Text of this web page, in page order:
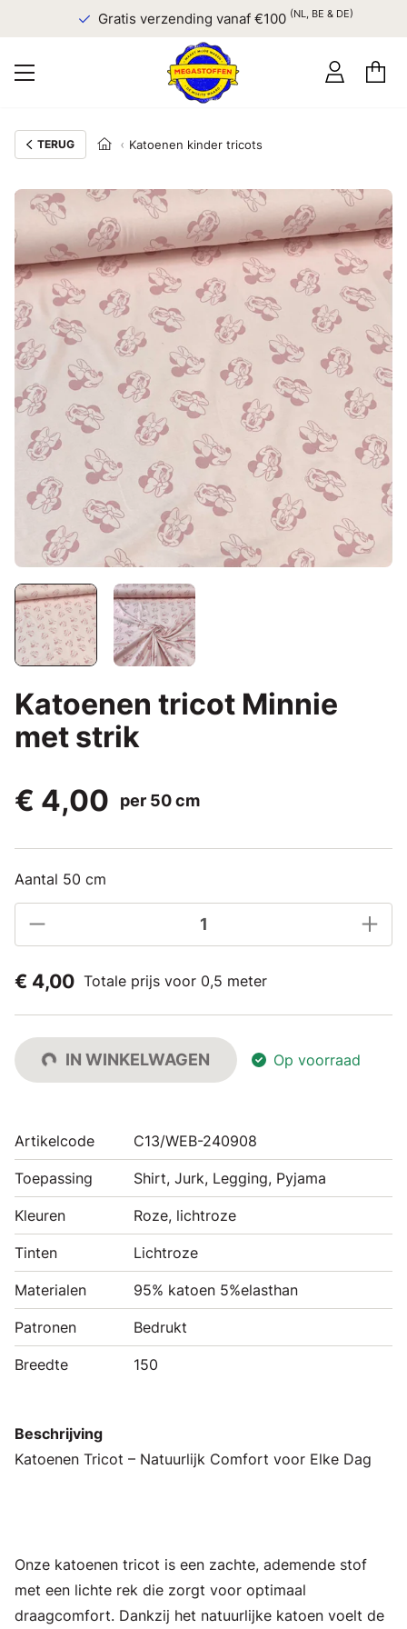
Gratis verzending vanaf €100 (NL, BE & DE)
TERUG Katoenen kinder tricots
Katoenen tricot Minnie
met strik
€ 4,00
per 50 cm
Aantal 50 cm
€ 4,00 Totale prijs voor 0,5 meter
IN WINKELWAGEN Op voorraad
Artikelcode C13/WEB-240908
Toepassing Shirt, Jurk, Legging, Pyjama
Kleuren Roze, lichtroze
Tinten Lichtroze
Materialen 95% katoen 5%elasthan
Patronen Bedrukt
Breedte 150
Beschrijving
Katoenen Tricot – Natuurlijk Comfort voor Elke Dag
Onze katoenen tricot is een zachte, ademende stof
met een lichte rek die zorgt voor optimaal
draagcomfort. Dankzij het natuurlijke katoen voelt de